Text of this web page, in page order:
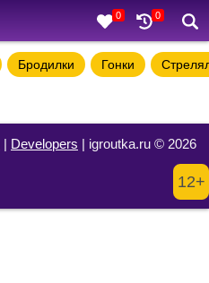
0 0
Бродилки Гонки
| Developers | igroutka.ru © 2026
12+